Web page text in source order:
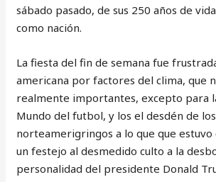
sábado pasado, de sus 250 años de
como nación.
La fiesta del fin de semana fue
americana por factores del clima, que
realmente importantes, excepto para
Mundo del futbol, y los el desdén de los
norteamerigringos a lo que que estuvo
un festejo al desmedido culto a la
personalidad del presidente Donald